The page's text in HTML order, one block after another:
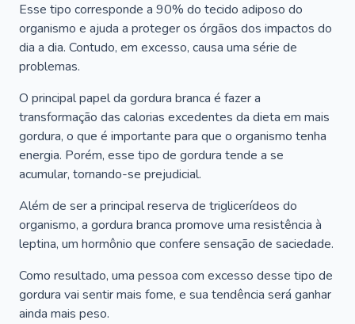
Esse tipo corresponde a 90% do tecido adiposo do
organismo e ajuda a proteger os órgãos dos impactos do
dia a dia. Contudo, em excesso, causa uma série de
problemas.
O principal papel da gordura branca é fazer a
transformação das calorias excedentes da dieta em mais
gordura, o que é importante para que o organismo tenha
energia. Porém, esse tipo de gordura tende a se
acumular, tornando-se prejudicial.
Além de ser a principal reserva de triglicerídeos do
organismo, a gordura branca promove uma resistência à
leptina, um hormônio que confere sensação de saciedade.
Como resultado, uma pessoa com excesso desse tipo de
gordura vai sentir mais fome, e sua tendência será ganhar
ainda mais peso.